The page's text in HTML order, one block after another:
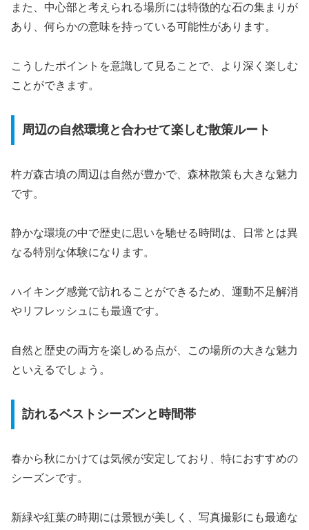
また、中心部と考えられる場所には特徴的な石の集まりが
あり、何らかの意味を持っている可能性があります。
こうしたポイントを意識して見ることで、より深く楽しむ
ことができます。
周辺の自然環境と合わせて楽しむ散策ルート
杵ガ森古墳の周辺は自然が豊かで、森林散策も大きな魅力
です。
静かな環境の中で歴史に思いを馳せる時間は、日常とは異
なる特別な体験になります。
ハイキング感覚で訪れることができるため、運動不足解消
やリフレッシュにも最適です。
自然と歴史の両方を楽しめる点が、この場所の大きな魅力
といえるでしょう。
訪れるベストシーズンと時間帯
春から秋にかけては気候が安定しており、特におすすめの
シーズンです。
新緑や紅葉の時期には景観が美しく、写真撮影にも最適な